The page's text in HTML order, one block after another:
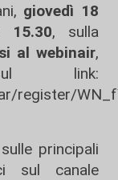
giovedì 18
15.30, sulla
al webinair,
link:
register/
sulle principali
sul canale